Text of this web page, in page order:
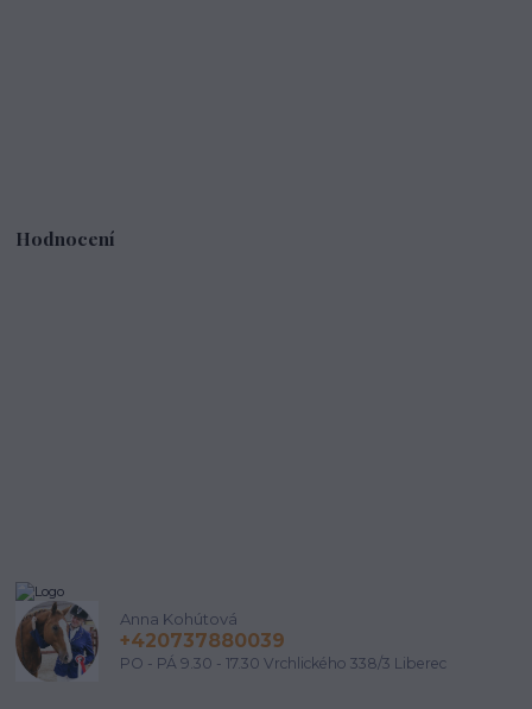
Hodnocení
Anna Kohútová
+420737880039
PO - PÁ 9.30 - 17.30 Vrchlického 338/3 Liberec